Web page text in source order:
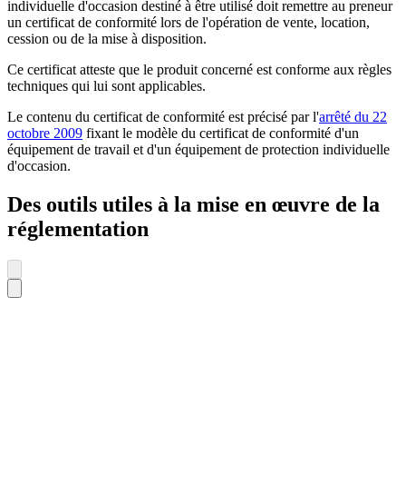
individuelle d'occasion destiné à être utilisé doit remettre au preneur
un certificat de conformité lors de l'opération de vente, location,
cession ou de la mise à disposition.
Ce certificat atteste que le produit concerné est conforme aux règles
techniques qui lui sont applicables.
Le contenu du certificat de conformité est précisé par l'arrêté du 22
octobre 2009 fixant le modèle du certificat de conformité d'un
équipement de travail et d'un équipement de protection individuelle
d'occasion.
Des outils utiles à la mise en œuvre de la
réglementation